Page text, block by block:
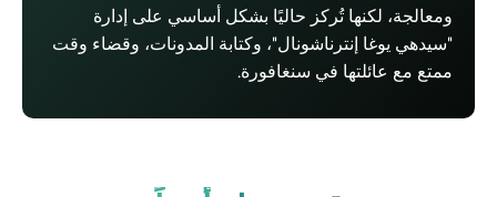
ومعالجة، لكنها تُركز حاليًا بشكل أساسي على إدارة
"سيدهي يوغا إنترناشونال"، وكتابة المدونات، وقضاء وقت
ممتع مع عائلتها في سنغافورة.